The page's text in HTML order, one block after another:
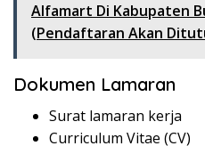
Alfamart Di Kabupaten
(Pendaftaran Akan
Dokumen Lamaran
Surat lamaran kerja
Curriculum Vitae (CV)